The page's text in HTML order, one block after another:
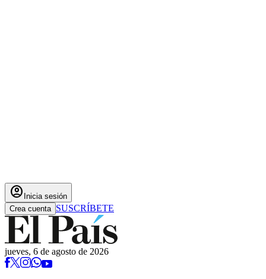
account_circle Inicia sesión
Crea cuenta SUSCRÍBETE
jueves, 6 de agosto de 2026